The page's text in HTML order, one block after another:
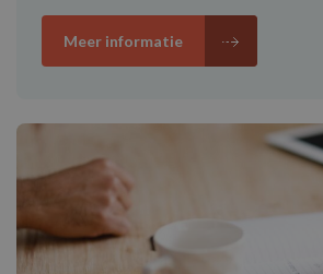
Meer informatie